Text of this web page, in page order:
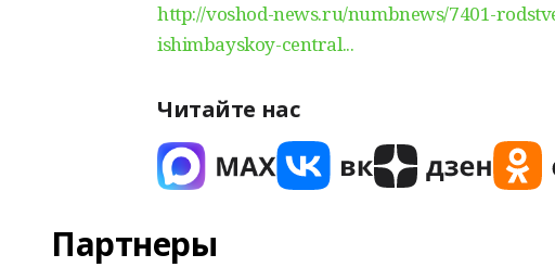
http://voshod-news.ru/numbnews/7401-
ishimbayskoy-central...
Читайте нас
Партнеры